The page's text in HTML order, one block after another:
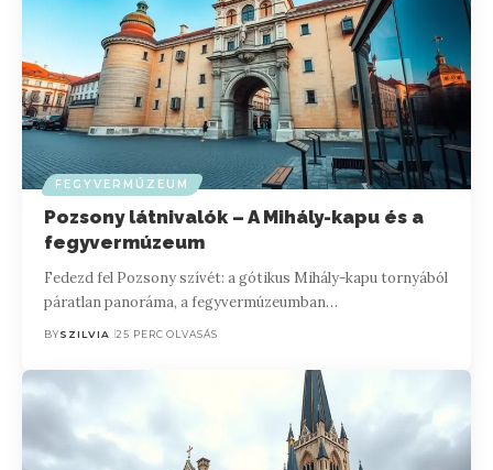
FEGYVERMÚZEUM
Pozsony látnivalók – A Mihály-kapu és a
fegyvermúzeum
Fedezd fel Pozsony szívét: a gótikus Mihály-kapu tornyából
páratlan panoráma, a fegyvermúzeumban…
BYSZILVIA 25 PERC OLVASÁS